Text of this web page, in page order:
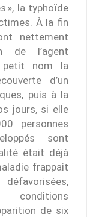
», la typhoïde
À la fin
nettement
de l’agent
petit nom la
d’un
puis à la
jours, si elle
personnes
sont
était déjà
frappait
de six